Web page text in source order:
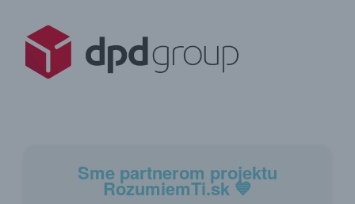
Sme partnerom projektu
RozumiemTi.sk💙